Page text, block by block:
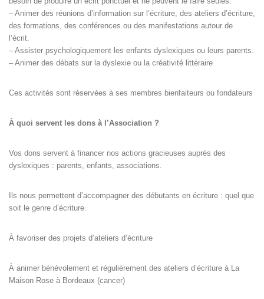
– Animer des réunions d’information sur l’écriture, des ateliers d’écriture,
des formations, des conférences ou des manifestations autour de
l’écrit.
– Assister psychologiquement les enfants dyslexiques ou leurs parents.
– Animer des débats sur la dyslexie ou la créativité littéraire
Ces activités sont réservées à ses membres bienfaiteurs ou fondateurs
À quoi servent les dons à l’Association ?
Vos dons servent à financer nos actions gracieuses auprès des
dyslexiques : parents, enfants, associations.
Ils nous permettent d’accompagner des débutants en écriture : quel que
soit le genre d’écriture.
À favoriser des projets d’ateliers d’écriture
À animer bénévolement et régulièrement des ateliers d’écriture à La
Maison Rose à Bordeaux (cancer)